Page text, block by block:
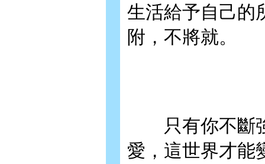
生活給予自己的
附，不將就。
只有你不斷強
愛，這世界才能